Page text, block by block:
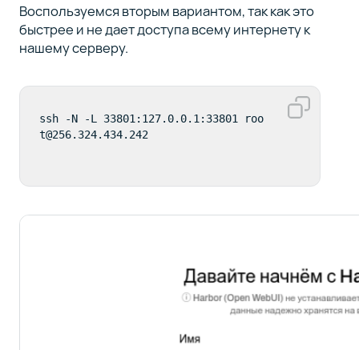
Воспользуемся вторым вариантом, так как это
быстрее и не дает доступа всему интернету к
нашему серверу.
ssh -N -L 33801:127.0.0.1:33801 roo
t@256.324.434.242